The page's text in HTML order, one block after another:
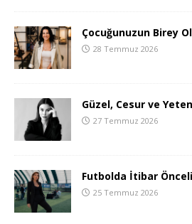
Çocuğunuzun Birey
28 Temmuz 2026
Güzel, Cesur ve
27 Temmuz 2026
Futbolda İtibar
25 Temmuz 2026